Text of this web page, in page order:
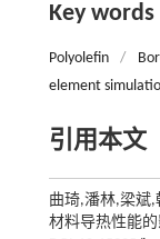
Key words
Polyolefin /
element
引用本文
曲琦,潘林,梁斌,
材料导热性能的